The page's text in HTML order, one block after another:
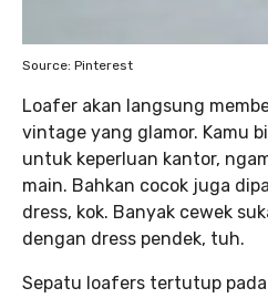
Source: Pinterest
Loafer akan langsung
vintage yang glamor. Kamu
untuk keperluan kantor,
main. Bahkan cocok juga
dress, kok. Banyak cewek
dengan dress pendek, tuh.
Sepatu loafers tertutup